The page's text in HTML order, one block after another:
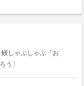
しゃぶしゃぶ『おゝ
う〕